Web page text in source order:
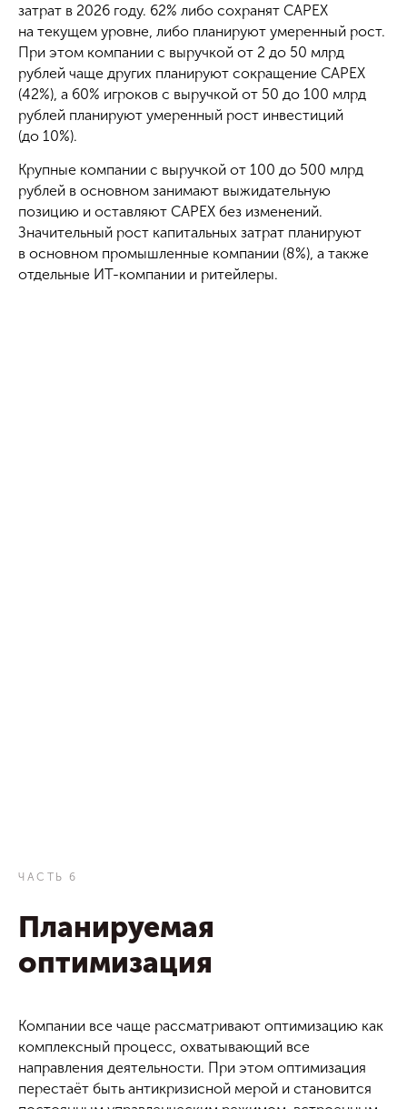
затрат в 2026 году. 62% либо сохранят CAPEX
на текущем уровне, либо планируют умеренный рост.
При этом компании с выручкой от 2 до 50 млрд
рублей чаще других планируют сокращение CAPEX
(42%), а 60% игроков с выручкой от 50 до 100 млрд
рублей планируют умеренный рост инвестиций
(до 10%).
Крупные компании с выручкой от 100 до 500 млрд
рублей в основном занимают выжидательную
позицию и оставляют CAPEX без изменений.
Значительный рост капитальных затрат планируют
в основном промышленные компании (8%), а также
отдельные ИТ-компании и ритейлеры.
ЧАСТЬ 6
Планируемая
оптимизация
Компании все чаще рассматривают оптимизацию как
комплексный процесс, охватывающий все
направления деятельности. При этом оптимизация
перестаёт быть антикризисной мерой и становится